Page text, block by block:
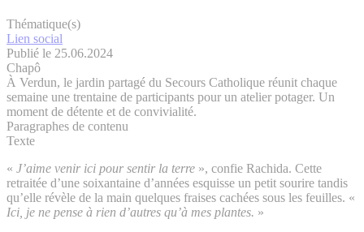
Thématique(s)
Lien social
Publié le 25.06.2024
Chapô
À Verdun, le jardin partagé du Secours Catholique réunit chaque
semaine une trentaine de participants pour un atelier potager. Un
moment de détente et de convivialité.
Paragraphes de contenu
Texte
« J’aime venir ici pour sentir la terre », confie Rachida. Cette
retraitée d’une soixantaine d’années esquisse un petit sourire tandis
qu’elle révèle de la main quelques fraises cachées sous les feuilles. «
Ici, je ne pense à rien d’autres qu’à mes plantes. »